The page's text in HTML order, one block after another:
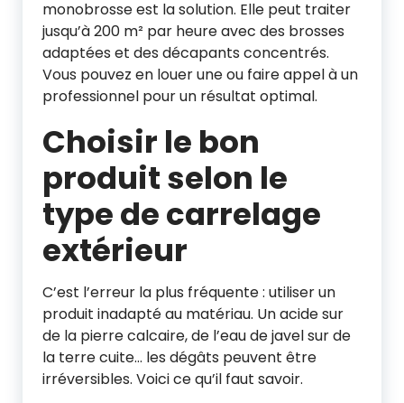
monobrosse est la solution. Elle peut traiter
jusqu’à 200 m² par heure avec des brosses
adaptées et des décapants concentrés.
Vous pouvez en louer une ou faire appel à un
professionnel pour un résultat optimal.
Choisir le bon
produit selon le
type de carrelage
extérieur
C’est l’erreur la plus fréquente : utiliser un
produit inadapté au matériau. Un acide sur
de la pierre calcaire, de l’eau de javel sur de
la terre cuite… les dégâts peuvent être
irréversibles. Voici ce qu’il faut savoir.